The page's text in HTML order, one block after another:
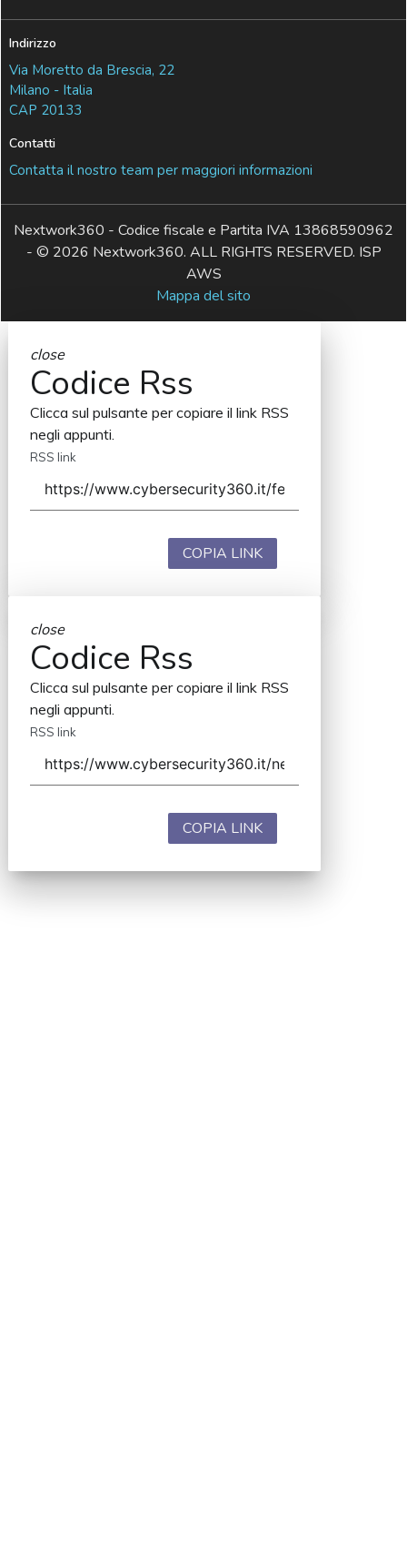
Indirizzo
Via Moretto da Brescia, 22
Milano - Italia
CAP 20133
Contatti
Contatta il nostro team per maggiori informazioni
Nextwork360 - Codice fiscale e Partita IVA 13868590962
- © 2026 Nextwork360. ALL RIGHTS RESERVED. ISP
AWS
Mappa del sito
close
Codice Rss
Clicca sul pulsante per copiare il link RSS
negli appunti.
RSS link
COPIA LINK
close
Codice Rss
Clicca sul pulsante per copiare il link RSS
negli appunti.
RSS link
COPIA LINK